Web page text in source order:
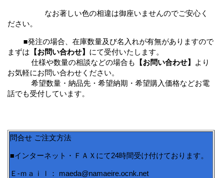
なお著しい色の相違は御座いませんのでご安心く
ださい。
■発注の場合、在庫数量及び名入れが有無がありますので
まずは 【お問い合わせ】 にて受付いたします。
仕様や数量の相談などの場合も
【お問い合わせ】
より
お気軽にお問い合わせください。
希望数量・納品先・希望納期・希望購入価格などお電
話でも受付しています。
問合せ ご注文方法
■インターネット・ＦＡＸにて24時間受け付けております。
Ｅ-ｍａｉｌ： maeda@namaeire.ocnk.net